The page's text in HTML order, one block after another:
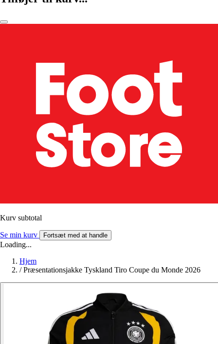
Kurv subtotal
Se min kurv Fortsæt med at handle
Loading...
Hjem
/ Præsentationsjakke Tyskland Tiro Coupe du Monde 2026